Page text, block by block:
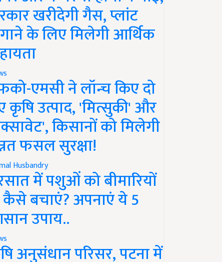
खरीदेगी गैस, प्लांट
के लिए मिलेगी आर्थिक
एमसी ने लॉन्च किए दो
कृषि उत्पाद, 'मित्सुकी' और
किसानों को मिलेगी
फसल सुरक्षा!
Husbandry
में पशुओं को बीमारियों
बचाएं? अपनाएं ये 5
उपाय..
अनुसंधान परिसर, पटना में